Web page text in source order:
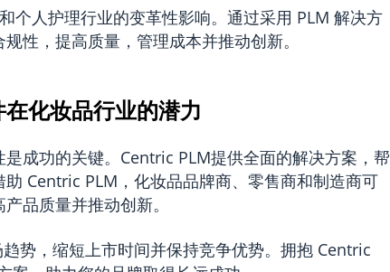
个人护理行业的变革性影响。通过采用 PLM 解决方
性，提高质量，管理成本并推动创新。
化妆品行业的潜力
成功的关键。Centric PLM提供全面的解决方案，帮
Centric PLM，化妆品品牌商、零售商和制造商可
品质量并推动创新。
势，缩短上市时间并保持竞争优势。拥抱 Centric